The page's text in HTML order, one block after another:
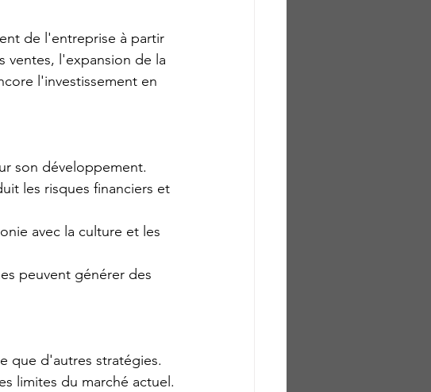
de l'entreprise à partir
ventes, l'expansion de la
l'investissement en
son développement.
les risques financiers et
avec la culture et les
peuvent générer des
que d'autres stratégies.
limites du marché actuel.